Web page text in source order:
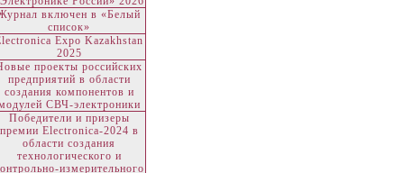
включен в «Белый
список»
Expo Kazakhstan
2025
проекты российских
предприятий в области
создания компонентов и
СВЧ-электроники
Победители и призеры
премии Electronica-2024 в
области создания
технологического и
измерительного